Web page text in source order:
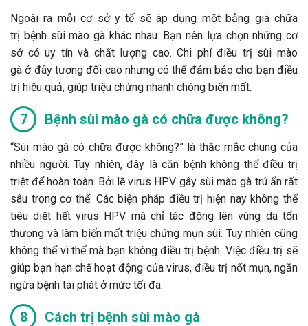
Ngoài ra mỗi cơ sở y tế sẽ áp dụng một bảng giá chữa
trị bệnh sùi mào gà khác nhau. Bạn nên lựa chọn những cơ
sở có uy tín và chất lượng cao. Chi phí điều trị sùi mào
gà ở đây tương đối cao nhưng có thể đảm bảo cho bạn điều
trị hiệu quả, giúp triệu chứng nhanh chóng biến mất.
Bệnh sùi mào gà có chữa được không?
“Sùi mào gà có chữa được không?” là thắc mắc chung của
nhiều người. Tuy nhiên, đây là căn bệnh không thể điều trị
triệt để hoàn toàn. Bởi lẽ virus HPV gây sùi mào gà trú ẩn rất
sâu trong cơ thể. Các biện pháp điều trị hiện nay không thể
tiêu diệt hết virus HPV mà chỉ tác động lên vùng da tổn
thương và làm biến mất triệu chứng mụn sùi. Tuy nhiên cũng
không thể vì thế mà bạn không điều trị bệnh. Việc điều trị sẽ
giúp bạn hạn chế hoạt động của virus, điều trị nốt mụn, ngăn
ngừa bệnh tái phát ở mức tối đa.
Cách trị bệnh sùi mào gà